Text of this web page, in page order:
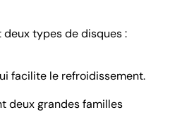
types de disques :
facilite le refroidissement.
deux grandes familles